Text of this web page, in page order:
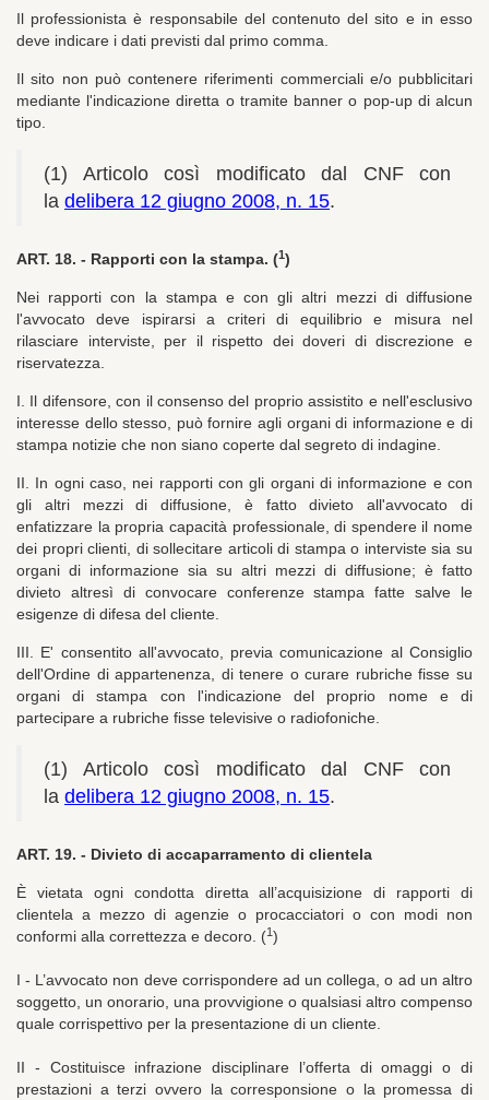
Il professionista è responsabile del contenuto del sito e in esso
deve indicare i dati previsti dal primo comma.
Il sito non può contenere riferimenti commerciali e/o pubblicitari
mediante l'indicazione diretta o tramite banner o pop-up di alcun
tipo.
(1) Articolo così modificato dal CNF con
la delibera 12 giugno 2008, n. 15.
ART. 18. - Rapporti con la stampa. (1)
Nei rapporti con la stampa e con gli altri mezzi di diffusione
l'avvocato deve ispirarsi a criteri di equilibrio e misura nel
rilasciare interviste, per il rispetto dei doveri di discrezione e
riservatezza.
I. Il difensore, con il consenso del proprio assistito e nell'esclusivo
interesse dello stesso, può fornire agli organi di informazione e di
stampa notizie che non siano coperte dal segreto di indagine.
II. In ogni caso, nei rapporti con gli organi di informazione e con
gli altri mezzi di diffusione, è fatto divieto all'avvocato di
enfatizzare la propria capacità professionale, di spendere il nome
dei propri clienti, di sollecitare articoli di stampa o interviste sia su
organi di informazione sia su altri mezzi di diffusione; è fatto
divieto altresì di convocare conferenze stampa fatte salve le
esigenze di difesa del cliente.
III. E' consentito all'avvocato, previa comunicazione al Consiglio
dell'Ordine di appartenenza, di tenere o curare rubriche fisse su
organi di stampa con l'indicazione del proprio nome e di
partecipare a rubriche fisse televisive o radiofoniche.
(1) Articolo così modificato dal CNF con
la delibera 12 giugno 2008, n. 15.
ART. 19. - Divieto di accaparramento di clientela
È vietata ogni condotta diretta all’acquisizione di rapporti di
clientela a mezzo di agenzie o procacciatori o con modi non
conformi alla correttezza e decoro. (1)
I - L’avvocato non deve corrispondere ad un collega, o ad un altro
soggetto, un onorario, una provvigione o qualsiasi altro compenso
quale corrispettivo per la presentazione di un cliente.
II - Costituisce infrazione disciplinare l’offerta di omaggi o di
prestazioni a terzi ovvero la corresponsione o la promessa di